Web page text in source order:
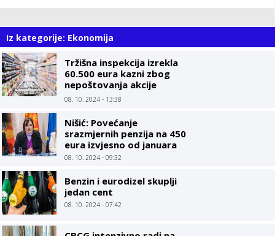
Iz kategorije: Ekonomija
Tržišna inspekcija izrekla
60.500 eura kazni zbog
nepoštovanja akcije
Limitirane cijene
08. 10. 2024 - 13:38
Nišić: Povećanje
srazmjernih penzija na 450
eura izvjesno od januara
08. 10. 2024 - 09:32
Benzin i eurodizel skuplji
jedan cent
08. 10. 2024 - 07:42